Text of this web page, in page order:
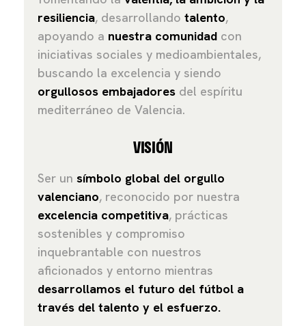
resiliencia, desarrollando talento,
apoyando a nuestra comunidad con
iniciativas sociales y medioambientales,
buscando la excelencia y siendo
orgullosos embajadores del espíritu
mediterráneo de Valencia.
VISIÓN
Ser un símbolo global del orgullo
valenciano, reconocido por nuestra
excelencia competitiva, prácticas
sostenibles y compromiso
inquebrantable con nuestros
aficionados y entorno mientras
desarrollamos el futuro del fútbol a
través del talento y el esfuerzo.